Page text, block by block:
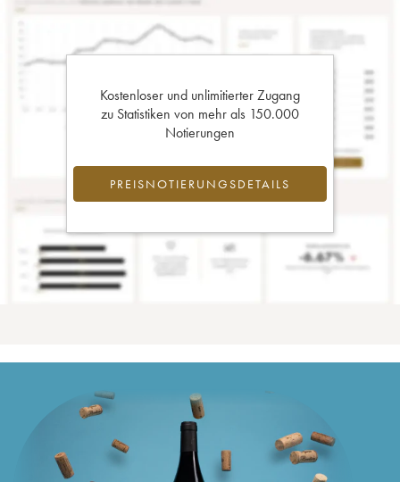
Kostenloser und unlimitierter Zugang
zu Statistiken von mehr als 150.000
Notierungen
PREISNOTIERUNGSDETAILS